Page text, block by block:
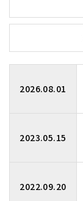
2026.08.01
2023.05.15
2022.09.20